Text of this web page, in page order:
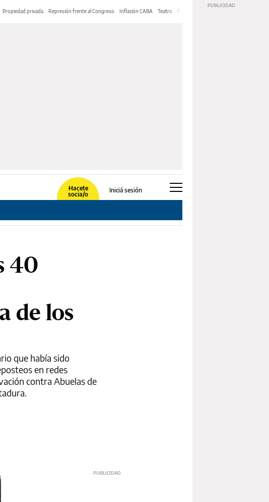
Propiedad privada Represión frente al Congreso Inflación CABA Teatro Feria de Editores
Hacete
socia/o
Iniciá sesión
40
de los
que había sido
en redes
contra Abuelas de